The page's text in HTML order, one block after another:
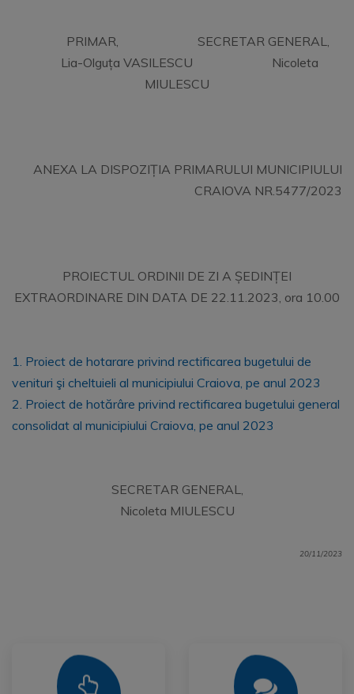
PRIMAR, SECRETAR GENERAL,
Lia-Olguța VASILESCU Nicoleta
MIULESCU
ANEXA LA DISPOZIȚIA PRIMARULUI MUNICIPIULUI
CRAIOVA NR.5477/2023
PROIECTUL ORDINII DE ZI A ȘEDINȚEI
EXTRAORDINARE DIN DATA DE 22.11.2023, ora 10.00
1. Proiect de hotarare privind rectificarea bugetului de
venituri şi cheltuieli al municipiului Craiova, pe anul 2023
2. Proiect de hotărâre privind rectificarea bugetului general
consolidat al municipiului Craiova, pe anul 2023
SECRETAR GENERAL,
Nicoleta MIULESCU
20/11/2023
Mai Mult Mai Mult